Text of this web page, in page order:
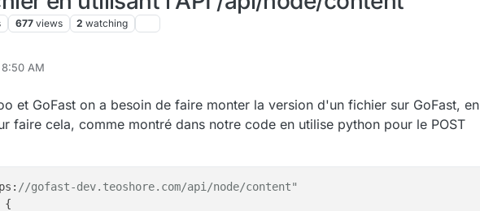
677 views 2 watching
AM
13, 2023, 12:35 PM
et GoFast on a besoin de faire monter la version d'un fichier sur GoFast, en
faire cela, comme montré dans notre code en utilise python pour le POST
//gofast-dev.teoshore.com/api/node/content"
{